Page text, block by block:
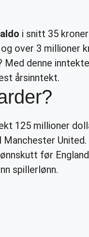
i snitt 35
over 3 millioner
Med denne
årsinntekt.
125 millioner
før
spillerlønn.